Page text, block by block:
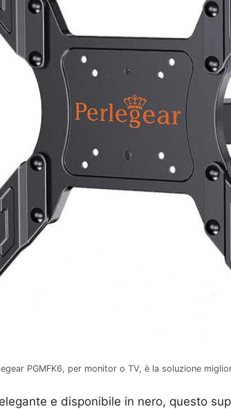
PGMFK6, per monitor o TV, è la soluzione
e disponibile in nero, questo